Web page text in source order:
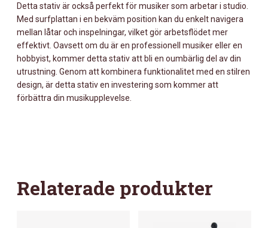
Detta stativ är också perfekt för musiker som arbetar i studio.
Med surfplattan i en bekväm position kan du enkelt navigera
mellan låtar och inspelningar, vilket gör arbetsflödet mer
effektivt. Oavsett om du är en professionell musiker eller en
hobbyist, kommer detta stativ att bli en oumbärlig del av din
utrustning. Genom att kombinera funktionalitet med en stilren
design, är detta stativ en investering som kommer att
förbättra din musikupplevelse.
Relaterade produkter